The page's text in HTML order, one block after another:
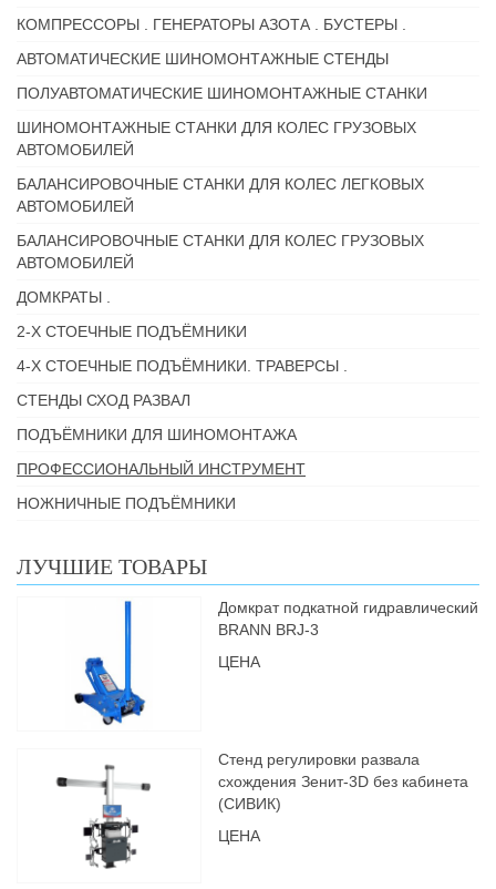
КОМПРЕССОРЫ . ГЕНЕРАТОРЫ АЗОТА . БУСТЕРЫ .
АВТОМАТИЧЕСКИЕ ШИНОМОНТАЖНЫЕ СТЕНДЫ
ПОЛУАВТОМАТИЧЕСКИЕ ШИНОМОНТАЖНЫЕ СТАНКИ
ШИНОМОНТАЖНЫЕ СТАНКИ ДЛЯ КОЛЕС ГРУЗОВЫХ
АВТОМОБИЛЕЙ
БАЛАНСИРОВОЧНЫЕ СТАНКИ ДЛЯ КОЛЕС ЛЕГКОВЫХ
АВТОМОБИЛЕЙ
БАЛАНСИРОВОЧНЫЕ СТАНКИ ДЛЯ КОЛЕС ГРУЗОВЫХ
АВТОМОБИЛЕЙ
ДОМКРАТЫ .
2-Х СТОЕЧНЫЕ ПОДЪЁМНИКИ
4-Х СТОЕЧНЫЕ ПОДЪЁМНИКИ. ТРАВЕРСЫ .
СТЕНДЫ СХОД РАЗВАЛ
ПОДЪЁМНИКИ ДЛЯ ШИНОМОНТАЖА
ПРОФЕССИОНАЛЬНЫЙ ИНСТРУМЕНТ
НОЖНИЧНЫЕ ПОДЪЁМНИКИ
ЛУЧШИЕ ТОВАРЫ
Домкрат подкатной гидравлический
BRANN BRJ-3
ЦЕНА
Стенд регулировки развала
схождения Зенит-3D без кабинета
(СИВИК)
ЦЕНА